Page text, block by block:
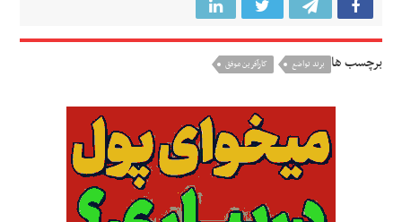
برچسب ها برند تواضع کارآفرین موفق